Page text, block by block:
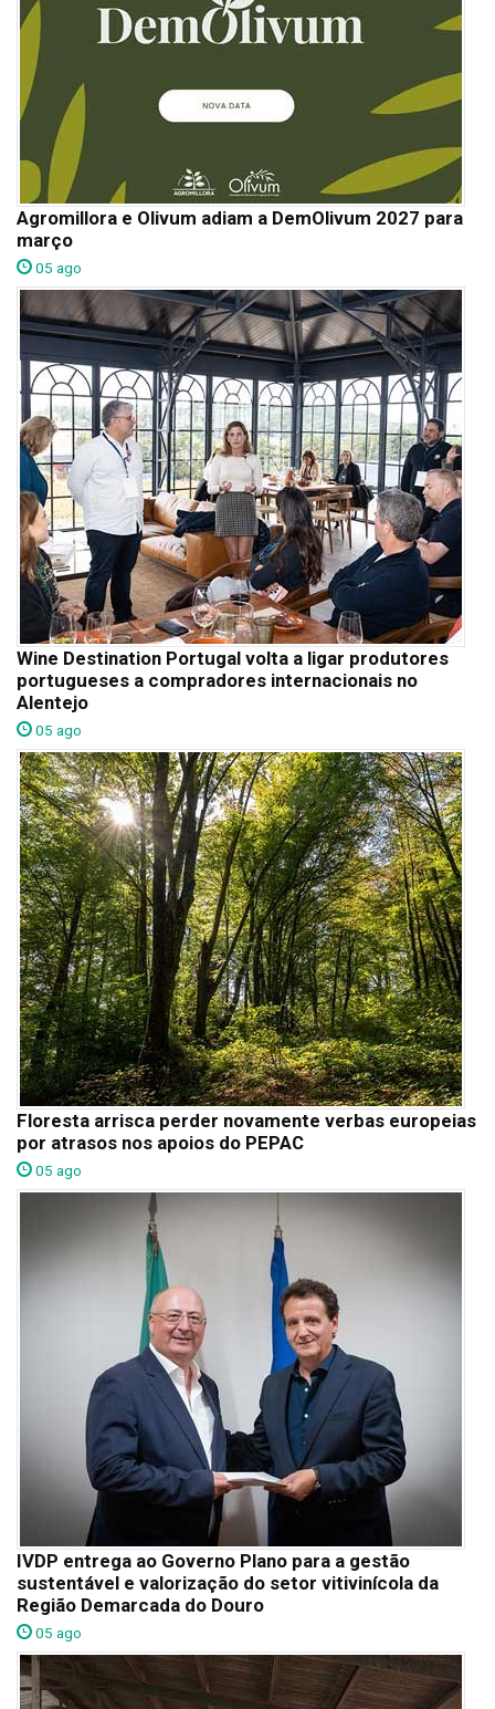
Agromillora e Olivum adiam a DemOlivum 2027 para
março
05 ago
Wine Destination Portugal volta a ligar produtores
portugueses a compradores internacionais no
Alentejo
05 ago
Floresta arrisca perder novamente verbas europeias
por atrasos nos apoios do PEPAC
05 ago
IVDP entrega ao Governo Plano para a gestão
sustentável e valorização do setor vitivinícola da
Região Demarcada do Douro
05 ago